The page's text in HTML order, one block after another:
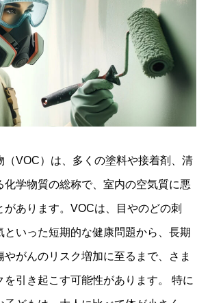
（VOC）は、多くの塗料や接着剤、清
化学物質の総称で、室内の空気質に悪
があります。VOCは、目やのどの刺
といった短期的な健康問題から、長期
やがんのリスク増加に至るまで、さま
を引き起こす可能性があります。 特に